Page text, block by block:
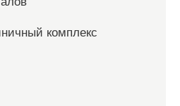
комплекс